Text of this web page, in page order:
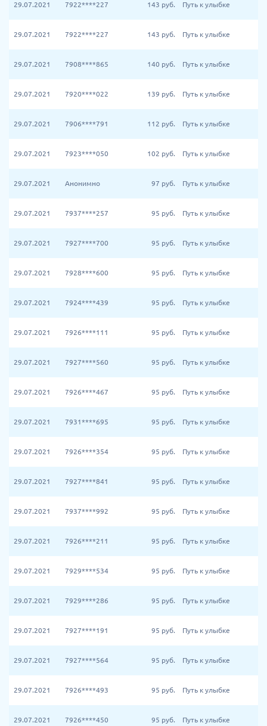
29.07.2021 7922****227 143 руб. Путь к улыбке
29.07.2021 7922****227 143 руб. Путь к улыбке
29.07.2021 7908****865 140 руб. Путь к улыбке
29.07.2021 7920****022 139 руб. Путь к улыбке
29.07.2021 7906****791 112 руб. Путь к улыбке
29.07.2021 7923****050 102 руб. Путь к улыбке
29.07.2021 Анонимно 97 руб. Путь к улыбке
29.07.2021 7937****257 95 руб. Путь к улыбке
29.07.2021 7927****700 95 руб. Путь к улыбке
29.07.2021 7928****600 95 руб. Путь к улыбке
29.07.2021 7924****439 95 руб. Путь к улыбке
29.07.2021 7926****111 95 руб. Путь к улыбке
29.07.2021 7927****560 95 руб. Путь к улыбке
29.07.2021 7926****467 95 руб. Путь к улыбке
29.07.2021 7931****695 95 руб. Путь к улыбке
29.07.2021 7926****354 95 руб. Путь к улыбке
29.07.2021 7927****841 95 руб. Путь к улыбке
29.07.2021 7937****992 95 руб. Путь к улыбке
29.07.2021 7926****211 95 руб. Путь к улыбке
29.07.2021 7929****534 95 руб. Путь к улыбке
29.07.2021 7929****286 95 руб. Путь к улыбке
29.07.2021 7927****191 95 руб. Путь к улыбке
29.07.2021 7927****564 95 руб. Путь к улыбке
29.07.2021 7926****493 95 руб. Путь к улыбке
29.07.2021 7926****450 95 руб. Путь к улыбке